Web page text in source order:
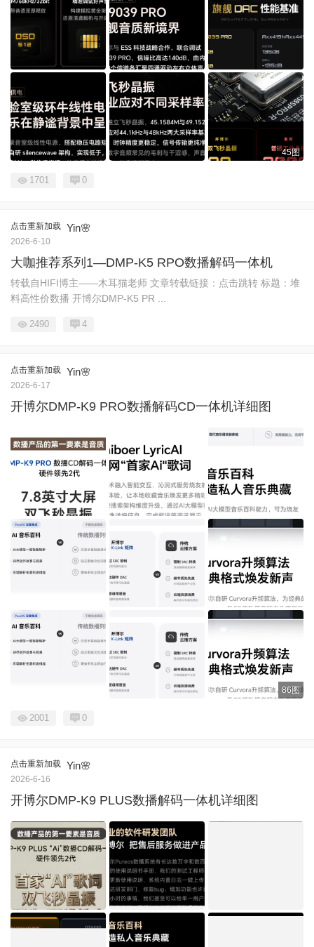
45图
1701 0
点击重新加载 Yin🌸
2026-6-10
大咖推荐系列1—DMP-K5 RPO数播解码一体机
转载自HIFI博主——木耳猫老师 文章转载链接：点击跳转 标题：堆
料高性价数播 开博尔DMP-K5 PR ...
2490 4
点击重新加载 Yin🌸
2026-6-17
开博尔DMP-K9 PRO数播解码CD一体机详细图
86图
2001 0
点击重新加载 Yin🌸
2026-6-16
开博尔DMP-K9 PLUS数播解码一体机详细图